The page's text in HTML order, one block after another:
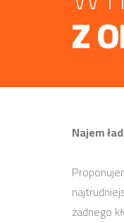
Z
Najem
żadnego